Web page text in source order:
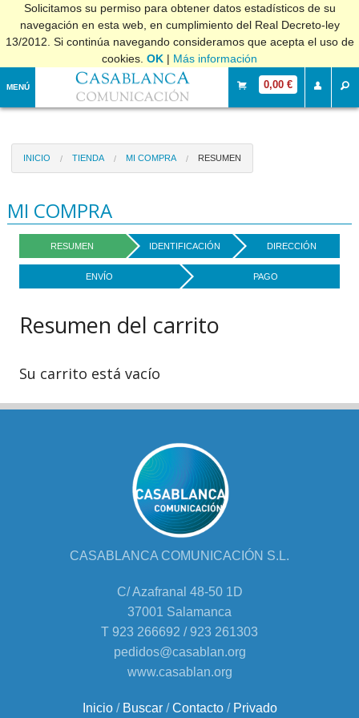
Solicitamos su permiso para obtener datos estadísticos de su
navegación en esta web, en cumplimiento del Real Decreto-ley
13/2012. Si continúa navegando consideramos que acepta el uso de
cookies. OK | Más información
MENÚ 0,00 €
INICIO TIENDA MI COMPRA RESUMEN
MI COMPRA
RESUMEN IDENTIFICACIÓN DIRECCIÓN
ENVÍO PAGO
Resumen del carrito
Su carrito está vacío
CASABLANCA COMUNICACIÓN S.L.
C/ Azafranal 48-50 1D
37001 Salamanca
T 923 266692 / 923 261303
pedidos@casablan.org
www.casablan.org
Inicio/ Buscar/Contacto/ Privado